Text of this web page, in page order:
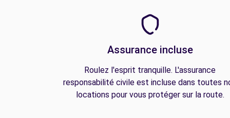
Assurance incluse
Roulez l'esprit tranquille. L'assurance
responsabilité civile est incluse dans toutes
locations pour vous protéger sur la route.